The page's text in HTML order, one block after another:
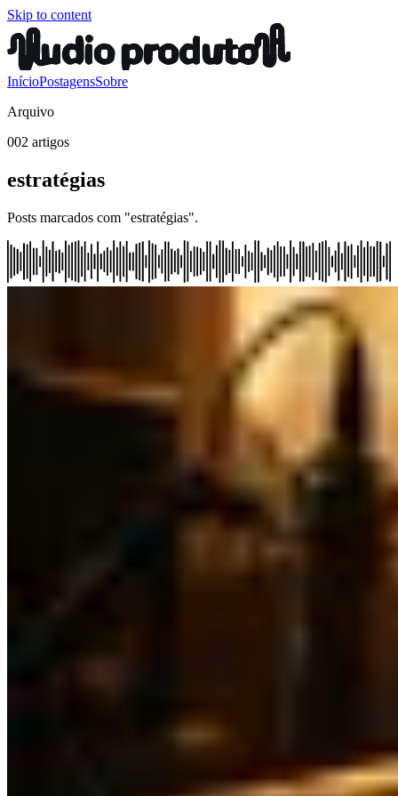
Skip to content
InícioPostagensSobre
Arquivo
002 artigos
estratégias
Posts marcados com "estratégias".